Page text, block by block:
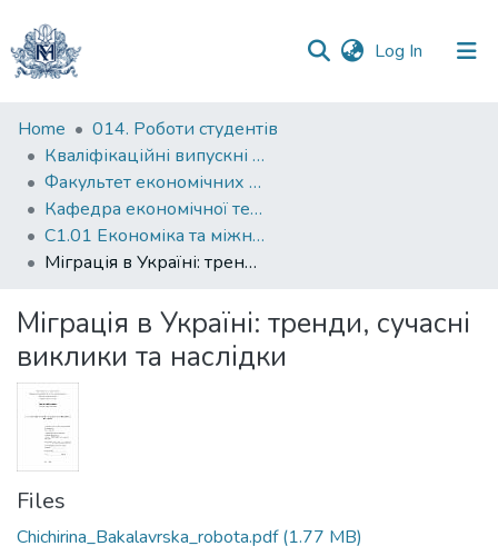
Log In (current)
Communities
&
Collections
All of DSpace
Home
014. Роботи студентів
Кваліфікаційні випускні роботи здобувачів вищої освіти бакалаврських програм
Факультет економічних наук
Кафедра економічної теорії
С1.01 Економіка та міжнародні економічні відносини (економіка)
Міграція в Україні: тренди, сучасні виклики та наслідки
Міграція в Україні: тренди, сучасні
виклики та наслідки
Files
Chichirina_Bakalavrska_robota.pdf(1.77 MB)